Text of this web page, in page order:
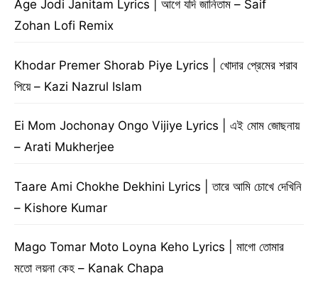
Age Jodi Janitam Lyrics | আগে যদি জানিতাম – Saif
Zohan Lofi Remix
Khodar Premer Shorab Piye Lyrics | খোদার প্রেমের শরাব
পিয়ে – Kazi Nazrul Islam
Ei Mom Jochonay Ongo Vijiye Lyrics | এই মোম জোছনায়
– Arati Mukherjee
Taare Ami Chokhe Dekhini Lyrics | তারে আমি চোখে দেখিনি
– Kishore Kumar
Mago Tomar Moto Loyna Keho Lyrics | মাগো তোমার
মতো লয়না কেহ – Kanak Chapa